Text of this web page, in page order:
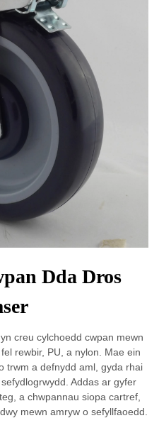
Dda Dros
creu cylchoedd cwpan mewn
rewbir, PU, a nylon. Mae ein
trwm a defnydd aml, gyda rhai
Addas ar gyfer
a chwpannau siopa cartref,
mewn amryw o sefyllfaoedd.